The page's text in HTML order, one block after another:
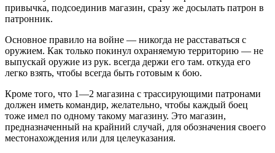
привычка, подсоединив магазин, сразу же досылать патрон в
патронник.
Основное правило на войне — никогда не расставаться с
оружием. Как только покинул охраняемую территорию — не
выпускай оружие из рук. всегда держи его там. откуда его
легко взять, чтобы всегда быть готовым к бою.
Кроме того, что 1—2 магазина с трассирующими патронами
должен иметь командир, желательно, чтобы каждый боец
тоже имел по одному такому магазину. Это магазин,
предназначенный на крайний случай, для обозначения своего
местонахождения или для целеуказания.